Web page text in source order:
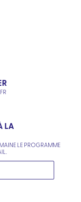
LA
LE PROGRAMME